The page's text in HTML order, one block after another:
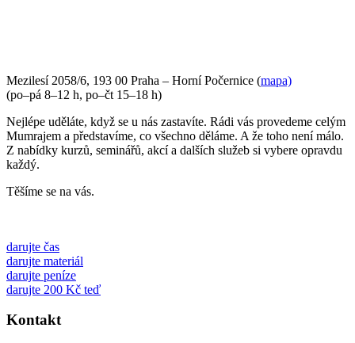
Mezilesí 2058/6, 193 00 Praha – Horní Počernice (mapa)
(po–pá 8–12 h, po–čt 15–18 h)
Nejlépe uděláte, když se u nás zastavíte. Rádi vás provedeme celým
Mumrajem a představíme, co všechno děláme. A že toho není málo.
Z nabídky kurzů, seminářů, akcí a dalších služeb si vybere opravdu
každý.
Těšíme se na vás.
darujte čas
darujte materiál
darujte peníze
darujte 200 Kč teď
Kontakt